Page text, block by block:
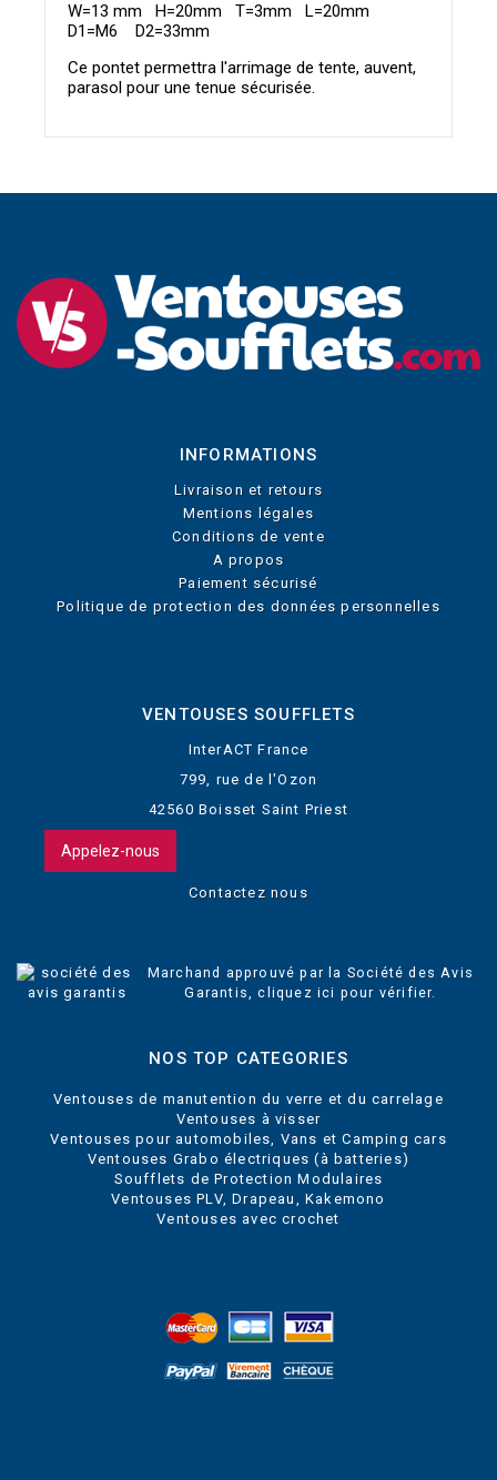
W=13 mm H=20mm T=3mm L=20mm
D1=M6 D2=33mm
Ce pontet permettra l'arrimage de tente, auvent,
parasol pour une tenue sécurisée.
INFORMATIONS
Livraison et retours
Mentions légales
Conditions de vente
A propos
Paiement sécurisé
Politique de protection des données personnelles
VENTOUSES SOUFFLETS
InterACT France
799, rue de l'Ozon
42560 Boisset Saint Priest
Appelez-nous
Contactez nous
Marchand approuvé par la Société des Avis
Garantis,cliquez ici pour vérifier
NOS TOP CATEGORIES
Ventouses de manutention du verre et du carrelage
Ventouses à visser
Ventouses pour automobiles, Vans et Camping cars
Ventouses Grabo électriques (à batteries)
Soufflets de Protection Modulaires
Ventouses PLV, Drapeau, Kakemono
Ventouses avec crochet